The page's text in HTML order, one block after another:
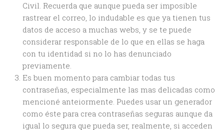
Civil. Recuerda que aunque pueda ser imposible
rastrear el correo, lo indudable es que ya tienen tus
datos de acceso a muchas webs, y se te puede
considerar responsable de lo que en ellas se haga
con tu identidad si no lo has denunciado
previamente.
Es buen momento para cambiar todas tus
contraseñas, especialmente las mas delicadas como
mencioné anteiormente. Puedes usar un generador
como éste para crea contraseñas seguras aunque da
igual lo segura que pueda ser, realmente, si acceden